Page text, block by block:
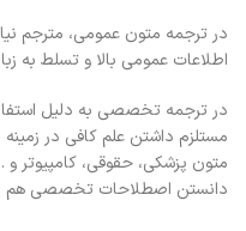
در ترجمه متون عمومی، مترجم
اطلاعات عمومی بالا و تسلط به
در ترجمه تخصصی به دلیل
مستلزم داشتن علم کافی در
متون پزشکی، حقوقی، کامپیوتر و
دانستن اصطلاحات تخصصی هم